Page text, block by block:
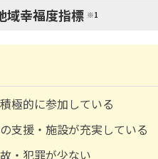
域幸福度指標 ※1
極的に参加している
支援・施設が充実している
・犯罪が少ない